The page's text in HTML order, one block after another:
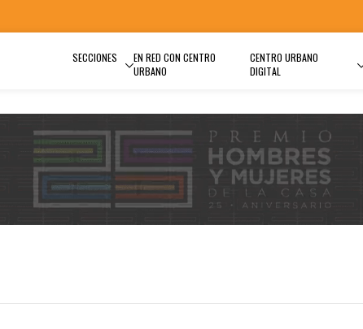
SECCIONES
EN RED CON CENTRO
URBANO
CENTRO URBANO
DIGITAL